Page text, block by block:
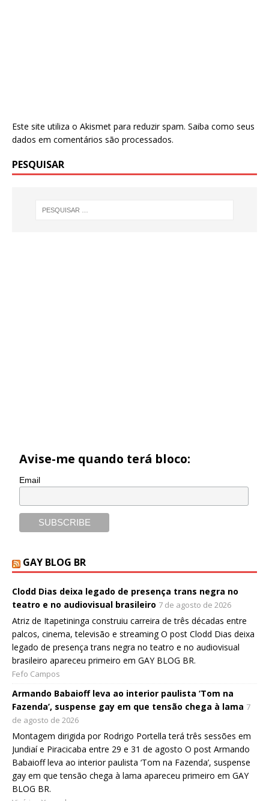
Este site utiliza o Akismet para reduzir spam. Saiba como seus
dados em comentários são processados.
PESQUISAR
Avise-me quando terá bloco:
Email
GAY BLOG BR
Clodd Dias deixa legado de presença trans negra no
teatro e no audiovisual brasileiro 7 de agosto de 2026
Atriz de Itapetininga construiu carreira de três décadas entre
palcos, cinema, televisão e streaming O post Clodd Dias deixa
legado de presença trans negra no teatro e no audiovisual
brasileiro apareceu primeiro em GAY BLOG BR.
Fefo Campos
Armando Babaioff leva ao interior paulista ‘Tom na
Fazenda’, suspense gay em que tensão chega à lama 7
de agosto de 2026
Montagem dirigida por Rodrigo Portella terá três sessões em
Jundiaí e Piracicaba entre 29 e 31 de agosto O post Armando
Babaioff leva ao interior paulista ‘Tom na Fazenda’, suspense
gay em que tensão chega à lama apareceu primeiro em GAY
BLOG BR.